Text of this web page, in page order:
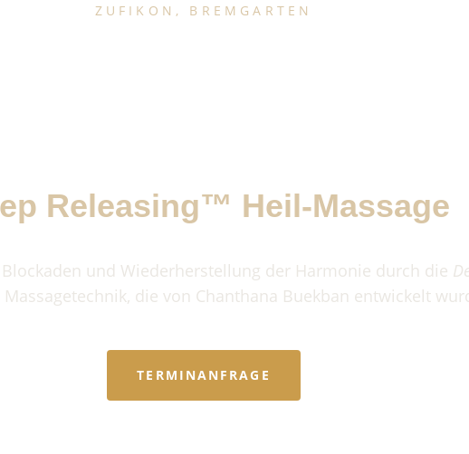
ZUFIKON, BREMGARTEN
Releasing™ Heil-Massage
und Wiederherstellung der Harmonie durch die
Massagetechnik, die von Chanthana Buekban entwickelt
TERMINANFRAGE